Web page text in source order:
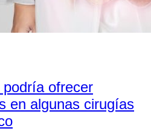
ofrecer
en algunas cirugías